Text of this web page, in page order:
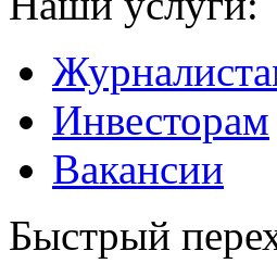
Инвесторам
Вакансии
Быстрый